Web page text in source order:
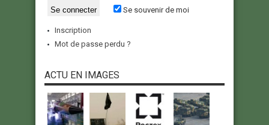
Se souvenir de moi
Inscription
Mot de passe perdu ?
ACTU EN IMAGES